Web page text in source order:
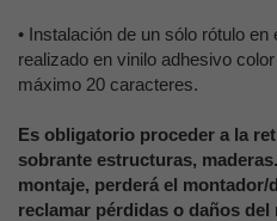
• Instalación de un sólo rótulo
realizado en vinilo adhesivo
máximo 20 caracteres.
Es obligatorio proceder a la
sobrante estructuras,
montaje, perderá el
reclamar pérdidas o daños